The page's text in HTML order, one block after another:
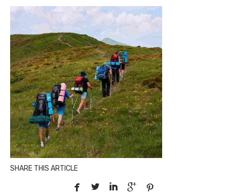
SHARE THIS ARTICLE
    